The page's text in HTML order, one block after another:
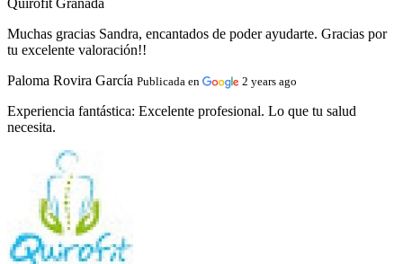
Quirofit Granada
Muchas gracias Sandra, encantados de poder ayudarte. Gracias por
tu excelente valoración!!
Paloma Rovira García Publicada en 2 years ago
Experiencia fantástica: Excelente profesional. Lo que tu salud
necesita.